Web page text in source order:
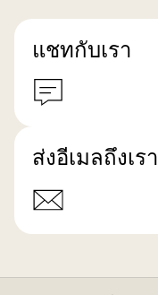
แชทกับเรา
ส่งอีเมลถึงเรา